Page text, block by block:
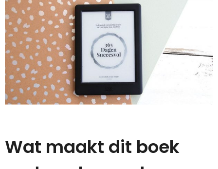
Wat maakt dit boek